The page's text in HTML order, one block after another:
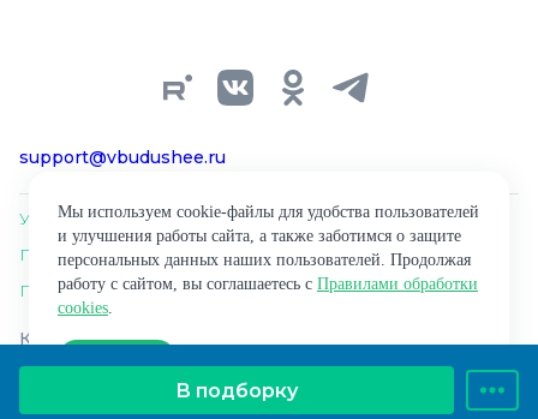
В подборку
support@vbudushee.ru
Условия использования материалов сайта
Политика обработки персональных данных
Правила обработки cookies
Копирование материалов сайта разрешено только
при наличии ссылки на источник материала.
Размещение информации о продуктах не является
рекламой. ‌
Мы используем cookie-файлы для удобства пользователей
и улучшения работы сайта, а также заботимся о защите
персональных данных наших пользователей. Продолжая
работу с сайтом, вы соглашаетесь с Правилами обработки
cookies.